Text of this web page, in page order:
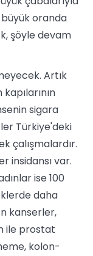
büyük oranda
şöyle devam
Artık
sigara
Türkiye'deki
çalışmalardır.
insidansı var.
ise 100
daha
kanserler,
ile prostat
kolon-